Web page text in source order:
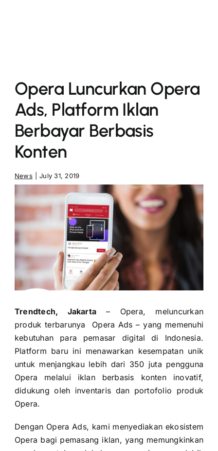
Opera Luncurkan Opera
Ads, Platform Iklan
Berbayar Berbasis
Konten
News July 31, 2019
Trendtech, Jakarta – Opera, meluncurkan
produk terbarunya Opera Ads – yang memenuhi
kebutuhan para pemasar digital di Indonesia.
Platform baru ini menawarkan kesempatan unik
untuk menjangkau lebih dari 350 juta pengguna
Opera melalui iklan berbasis konten inovatif,
didukung oleh inventaris dan portofolio produk
Opera.
Dengan Opera Ads, kami menyediakan ekosistem
Opera bagi pemasang iklan, yang memungkinkan